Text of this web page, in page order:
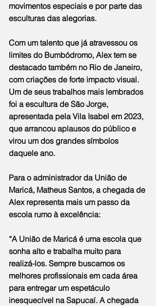
movimentos especiais e por parte das
esculturas das alegorias.
Com um talento que já atravessou os
limites do Bumbódromo, Alex tem se
destacado também no Rio de Janeiro,
com criações de forte impacto visual.
Um de seus trabalhos mais lembrados
foi a escultura de São Jorge,
apresentada pela Vila Isabel em 2023,
que arrancou aplausos do público e
virou um dos grandes símbolos
daquele ano.
Para o administrador da União de
Maricá, Matheus Santos, a chegada de
Alex representa mais um passo da
escola rumo à excelência:
“A União de Maricá é uma escola que
sonha alto e trabalha muito para
realizá-los. Sempre buscamos os
melhores profissionais em cada área
para entregar um espetáculo
inesquecível na Sapucaí. A chegada